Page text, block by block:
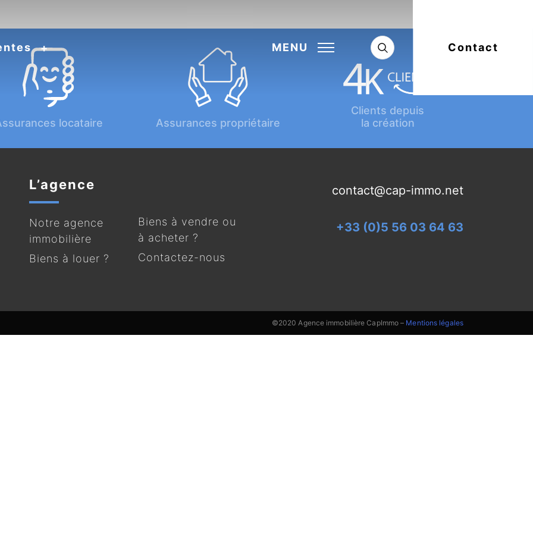
MENU Contact
locataire Assurances propriétaire
Clients depuis
la création
L’agence
Notre agence
immobilière
Biens à louer ?
Biens à vendre ou
à acheter ?
Contactez-nous
contact@cap-immo.net
+33 (0)5 56 03 64 63
©2020 Agence immobilière CapImmo – Mentions légales